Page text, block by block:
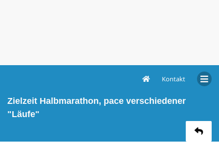
Kontakt
Zielzeit Halbmarathon, pace verschiedener
"Läufe"